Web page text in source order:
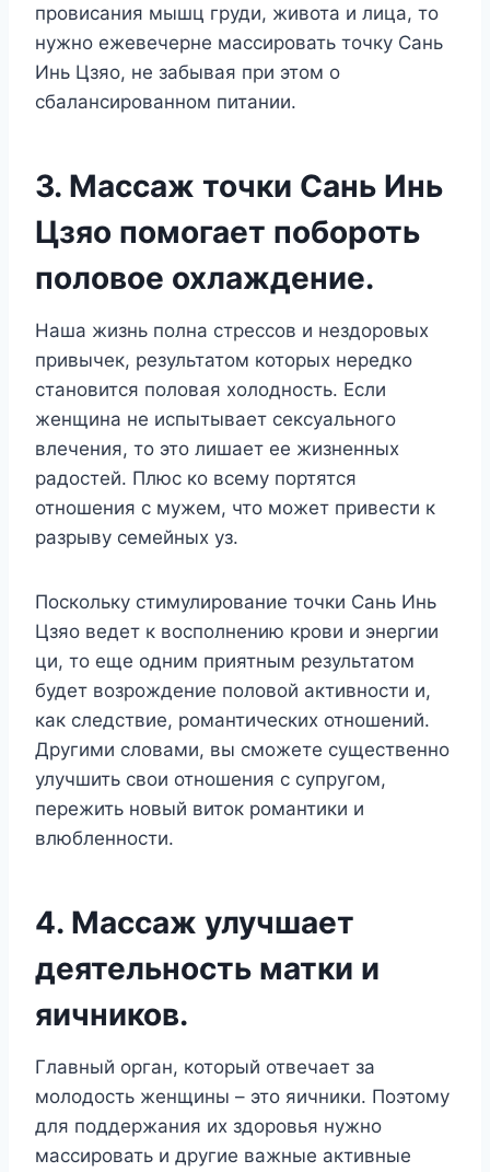
провисания мышц груди, живота и лица, то
нужно ежевечерне массировать точку Сань
Инь Цзяо, не забывая при этом о
сбалансированном питании.
3. Массаж точки Сань Инь
Цзяо помогает побороть
половое охлаждение.
Наша жизнь полна стрессов и нездоровых
привычек, результатом которых нередко
становится половая холодность. Если
женщина не испытывает сексуального
влечения, то это лишает ее жизненных
радостей. Плюс ко всему портятся
отношения с мужем, что может привести к
разрыву семейных уз.
Поскольку стимулирование точки Сань Инь
Цзяо ведет к восполнению крови и энергии
ци, то еще одним приятным результатом
будет возрождение половой активности и,
как следствие, романтических отношений.
Другими словами, вы сможете существенно
улучшить свои отношения с супругом,
пережить новый виток романтики и
влюбленности.
4. Массаж улучшает
деятельность матки и
яичников.
Главный орган, который отвечает за
молодость женщины – это яичники. Поэтому
для поддержания их здоровья нужно
массировать и другие важные активные